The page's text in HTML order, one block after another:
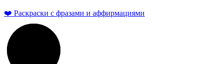
❤️ Раскраски с фразами и аффирмациями